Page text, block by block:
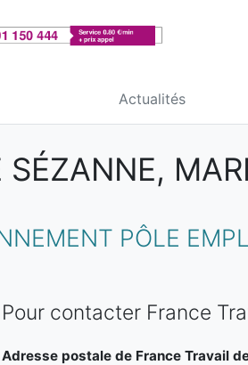
Actualités
PÔLE
Pour contacter France
Adresse postale de France Travail